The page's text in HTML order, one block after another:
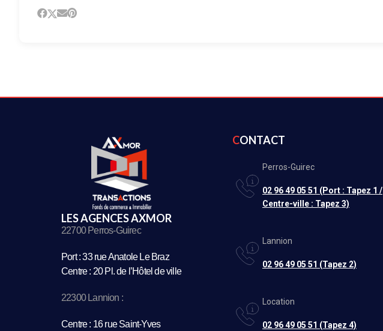
LES AGENCES AXMOR
22700 Perros-Guirec
Port : 33 rue Anatole Le Braz
Centre : 20 Pl. de l’Hôtel de ville
22300 Lannion :
Centre : 16 rue Saint-Yves
CONTACT
Perros-Guirec
02 96 49 05 51 (Port : Tapez 1 /
Centre-ville : Tapez 3)
Lannion
02 96 49 05 51 (Tapez 2)
Location
02 96 49 05 51 (Tapez 4)